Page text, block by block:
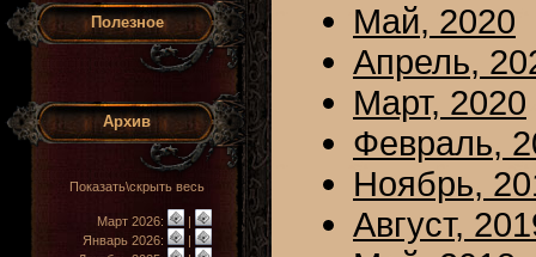
Полезное
Архив
Показать\скрыть весь
Март 2026:
|
Январь 2026:
|
Май, 2020
Апрель,
Март, 2020
Февраль,
Ноябрь,
Август,